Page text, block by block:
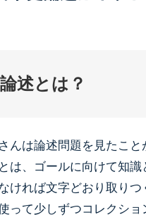
論述とは？
んは論述問題を見たこと
は、ゴールに向けて知識
ければ文字どおり取り
って少しずつコレクショ